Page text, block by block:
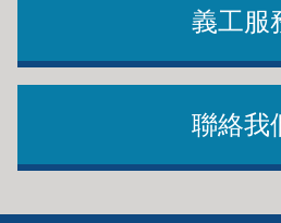
義工服
聯絡我